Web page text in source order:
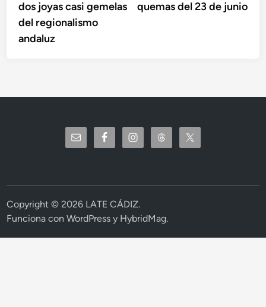
dos joyas casi gemelas
del regionalismo
andaluz
quemas del 23 de junio
Copyright © 2026 LATE CÁDIZ.
Funciona conWordPress y HybridMag.